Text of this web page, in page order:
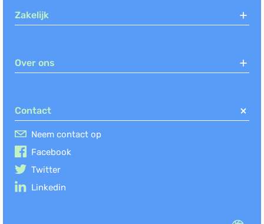
Zakelijk
Over ons
Contact
Neem contact op
Facebook
Twitter
Linkedin